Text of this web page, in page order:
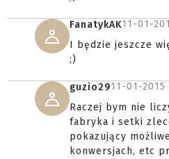
FanatykAK11-01-
I będzie jeszcze
;)
guzio2911-01-2015
Raczej bym nie
fabryka i setki
pokazujący
konwersjach, etc